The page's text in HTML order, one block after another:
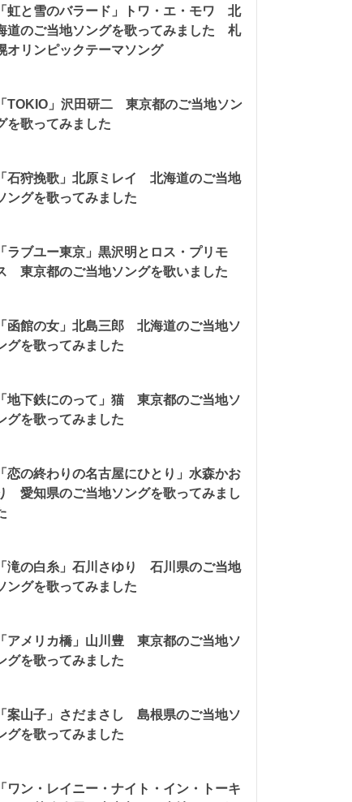
「虹と雪のバラード」トワ・エ・モワ 北
道のご当地ソングを歌ってみました 札
オリンピックテーマソング
「TOKIO」沢田研二 東京都のご当地ソン
を歌ってみました
「石狩挽歌」北原ミレイ 北海道のご当地
ングを歌ってみました
「ラブユー東京」黒沢明とロス・プリモ
東京都のご当地ソングを歌いました
「函館の女」北島三郎 北海道のご当地ソ
グを歌ってみました
「地下鉄にのって」猫 東京都のご当地ソ
グを歌ってみました
「恋の終わりの名古屋にひとり」水森かお
愛知県のご当地ソングを歌ってみまし
「滝の白糸」石川さゆり 石川県のご当地
ングを歌ってみました
「アメリカ橋」山川豊 東京都のご当地ソ
グを歌ってみました
「案山子」さだまさし 島根県のご当地ソ
グを歌ってみました
「ワン・レイニー・ナイト・イン・トーキ